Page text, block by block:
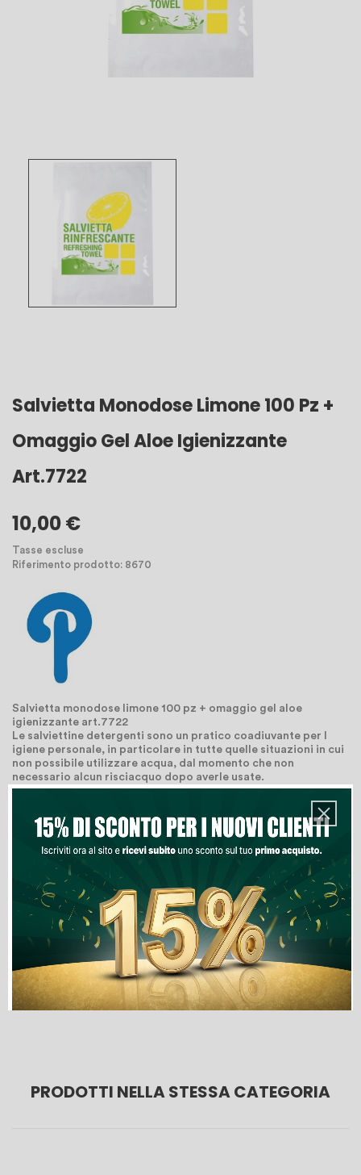
Salvietta Monodose Limone 100 Pz +
Omaggio Gel Aloe Igienizzante
Art.7722
10,00 €
Tasse escluse
Riferimento prodotto: 8670
Salvietta monodose limone 100 pz + omaggio gel aloe
igienizzante art.7722
Le salviettine detergenti sono un pratico coadiuvante per l
igiene personale, in particolare in tutte quelle situazioni in cui
non possibile utilizzare acqua, dal momento che non
necessario alcun risciacquo dopo averle usate.
Quantità
Aggiungi Al Carrello
Lista Dei Desideri
PRODOTTI NELLA STESSA CATEGORIA